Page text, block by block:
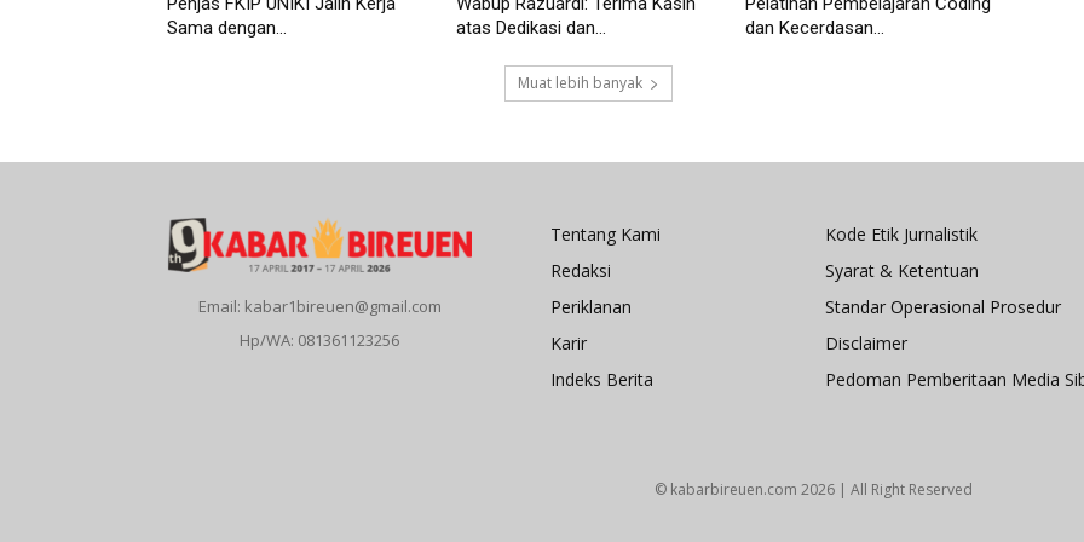
Sama dengan...
atas Dedikasi dan...
dan Kecerdasan...
Muat lebih banyak
Email: kabar1bireuen@gmail.com
Hp/WA: 081361123256
Tentang Kami
Redaksi
Periklanan
Karir
Indeks Berita
Kode Etik Jurnalistik
Syarat & Ketentuan
Standar Operasional Prosedur
Disclaimer
Pedoman Pemberitaan Media
© kabarbireuen.com 2026 | All Right Reserved